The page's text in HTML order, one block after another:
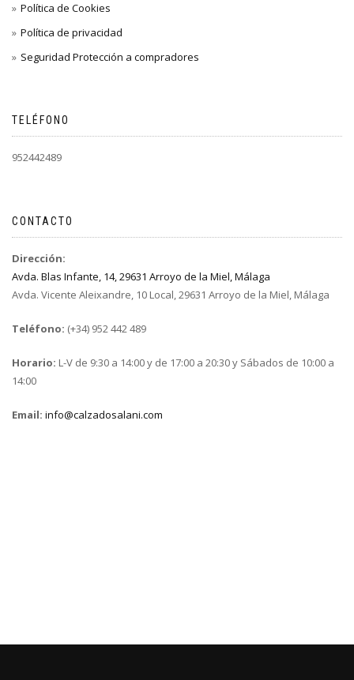
Política de Cookies
Política de privacidad
Seguridad Protección a compradores
TELÉFONO
952442489
CONTACTO
Dirección:
Avda. Blas Infante, 14, 29631 Arroyo de la Miel, Málaga
Avda. Vicente Aleixandre, 10 Local, 29631 Arroyo de la Miel, Málaga
Teléfono: (+34) 952 442 489
Horario: L-V de 9:30 a 14:00 y de 17:00 a 20:30 y Sábados de 10:00 a
14:00
Email: info@calzadosalani.com